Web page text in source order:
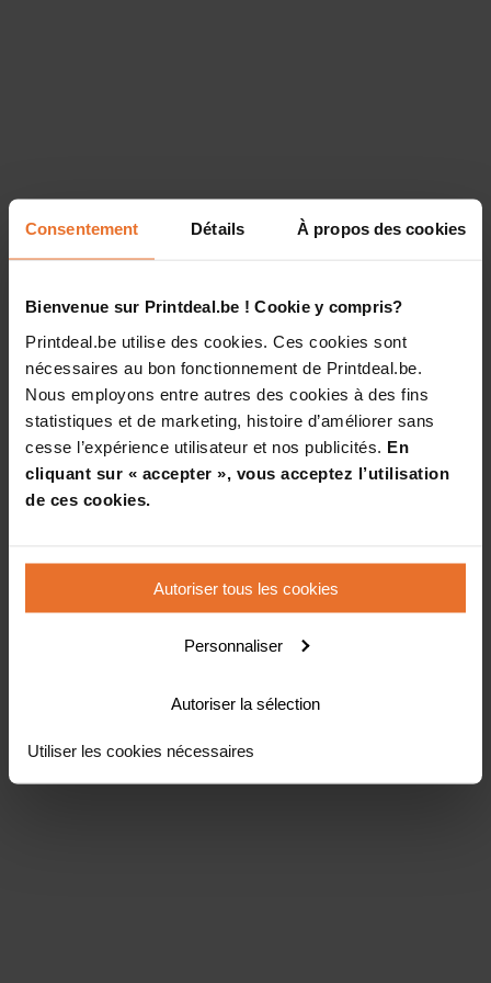
Consentement Détails À propos des cookies
Bienvenue sur Printdeal.be ! Cookie y compris?
Printdeal.be utilise des cookies. Ces cookies sont
nécessaires au bon fonctionnement de Printdeal.be.
Nous employons entre autres des cookies à des fins
statistiques et de marketing, histoire d’améliorer sans
cesse l’expérience utilisateur et nos publicités. En
cliquant sur « accepter », vous acceptez l’utilisation
de ces cookies.
Autoriser tous les cookies
Personnaliser
Autoriser la sélection
Utiliser les cookies nécessaires